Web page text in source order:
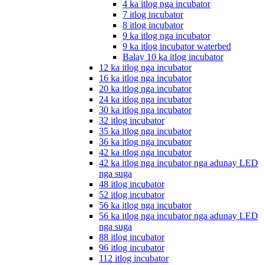
4 ka itlog nga incubator
7 itlog incubator
8 itlog incubator
9 ka itlog nga incubator
9 ka itlog incubator waterbed
Balay 10 ka itlog incubator
12 ka itlog nga incubator
16 ka itlog nga incubator
20 ka itlog nga incubator
24 ka itlog nga incubator
30 ka itlog nga incubator
32 itlog incubator
35 ka itlog nga incubator
36 ka itlog nga incubator
42 ka itlog nga incubator
42 ka itlog nga incubator nga adunay LED
nga suga
48 itlog incubator
52 itlog incubator
56 ka itlog nga incubator
56 ka itlog nga incubator nga adunay LED
nga suga
88 itlog incubator
96 itlog incubator
112 itlog incubator